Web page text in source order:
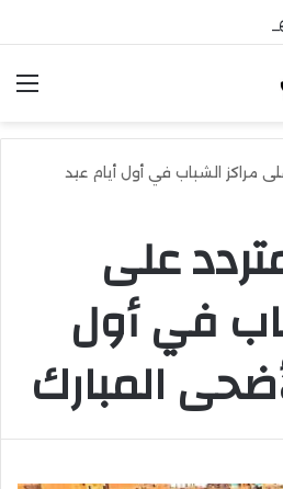
منتخب مصر للشطرنج
على مراكز الشباب في أول أيام عيد
على
في أول
المبارك